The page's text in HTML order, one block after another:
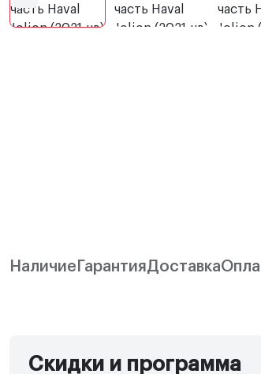
Наличие ГарантияДоставка
Скидки и программа